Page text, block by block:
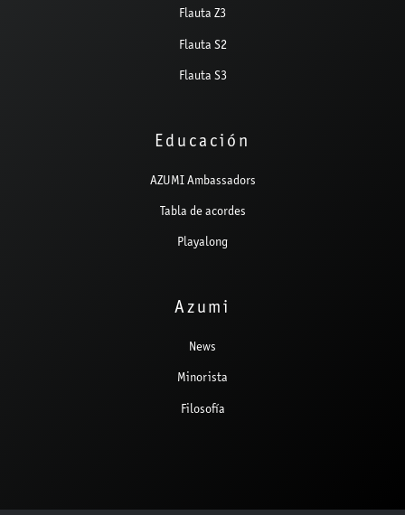
Flauta Z3
Flauta S2
Flauta S3
Educación
AZUMI Ambassadors
Tabla de acordes
Playalong
Azumi
News
Minorista
Filosofía